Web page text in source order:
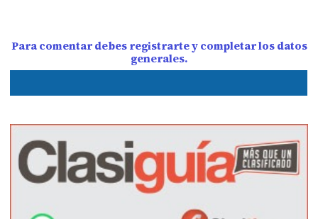
Para comentar debes registrarte y completar los datos
generales.